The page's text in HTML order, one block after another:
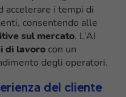
accelerare i tempi di
consentendo alle
sul mercato. L’AI
di lavoro con un
degli operatori.
del cliente